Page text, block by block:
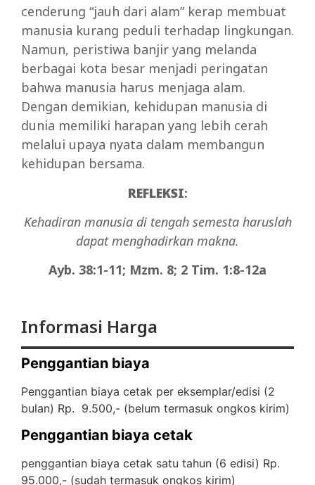
cenderung “jauh dari alam” kerap membuat
manusia kurang peduli terhadap lingkungan.
Namun, peristiwa banjir yang melanda
berbagai kota besar menjadi peringatan
bahwa manusia harus menjaga alam.
Dengan demikian, kehidupan manusia di
dunia memiliki harapan yang lebih cerah
melalui upaya nyata dalam membangun
kehidupan bersama.
REFLEKSI:
Kehadiran manusia di tengah semesta haruslah
dapat menghadirkan makna.
Ayb. 38:1-11; Mzm. 8; 2 Tim. 1:8-12a
Informasi Harga
Penggantian biaya
Penggantian biaya cetak per eksemplar/edisi (2
bulan) Rp. 9.500,- (belum termasuk ongkos kirim)
Penggantian biaya cetak
penggantian biaya cetak satu tahun (6 edisi) Rp.
95.000,- (sudah termasuk ongkos kirim)